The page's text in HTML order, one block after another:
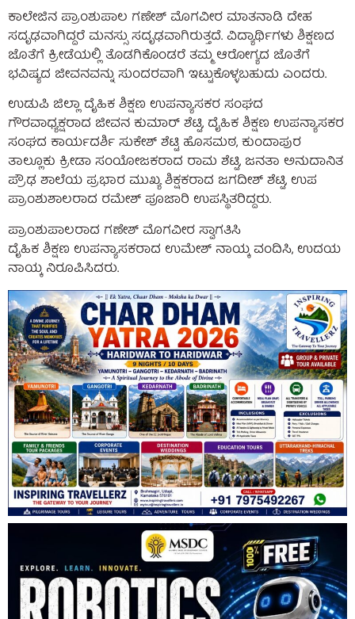
ಕಾಲೇಜಿನ ಪ್ರಾಂಶುಪಾಲ ಗಣೇಶ್ ಮೊಗವೀರ ಮಾತನಾಡಿ ದೇಹ
ಸದೃಢವಾಗಿದ್ದರೆ ಮನಸ್ಸು ಸದೃಢವಾಗಿರುತ್ತದೆ. ವಿದ್ಯಾರ್ಥಿಗಳು ಶಿಕ್ಷಣದ
ಜೊತೆಗೆ ಕ್ರೀಡೆಯಲ್ಲಿ ತೊಡಗಿಕೊಂಡರೆ ತಮ್ಮ ಆರೋಗ್ಯದ ಜೊತೆಗೆ
ಭವಿಷ್ಯದ ಜೀವನವನ್ನು ಸುಂದರವಾಗಿ ಇಟ್ಟುಕೊಳ್ಳಬಹುದು ಎಂದರು.
ಉಡುಪಿ ಜಿಲ್ಲಾ ದೈಹಿಕ ಶಿಕ್ಷಣ ಉಪನ್ಯಾಸಕರ ಸಂಘದ
ಗೌರವಾಧ್ಯಕ್ಷರಾದ ಜೀವನ ಕುಮಾರ್ ಶೆಟ್ಟಿ, ದೈಹಿಕ ಶಿಕ್ಷಣ ಉಪನ್ಯಾಸಕರ
ಸಂಘದ ಕಾರ್ಯದರ್ಶಿ ಸುಕೇಶ್ ಶೆಟ್ಟಿ ಹೊಸಮಠ, ಕುಂದಾಪುರ
ತಾಲ್ಲೂಕು ಕ್ರೀಡಾ ಸಂಯೋಜಕರಾದ ರಾಮ ಶೆಟ್ಟಿ, ಜನತಾ ಅನುದಾನಿತ
ಪ್ರೌಢ ಶಾಲೆಯ ಪ್ರಭಾರ ಮುಖ್ಯ ಶಿಕ್ಷಕರಾದ ಜಗದೀಶ್ ಶೆಟ್ಟಿ, ಉಪ
ಪ್ರಾಂಶುಶಾಲರಾದ ರಮೇಶ್ ಪೂಜಾರಿ ಉಪಸ್ಥಿತರಿದ್ದರು.
ಪ್ರಾಂಶುಪಾಲರಾದ ಗಣೇಶ್ ಮೊಗವೀರ ಸ್ವಾಗತಿಸಿ
ದೈಹಿಕ ಶಿಕ್ಷಣ ಉಪನ್ಯಾಸಕರಾದ ಉಮೇಶ್ ನಾಯ್ಕ ವಂದಿಸಿ, ಉದಯ
ನಾಯ್ಕ ನಿರೂಪಿಸಿದರು.